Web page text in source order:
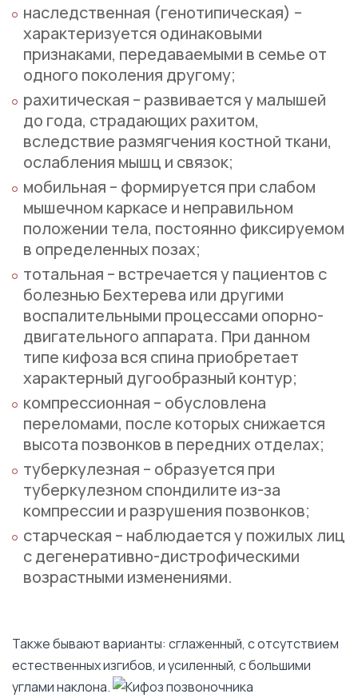
наследственная (генотипическая) –
характеризуется одинаковыми
признаками, передаваемыми в семье от
одного поколения другому;
рахитическая – развивается у малышей
до года, страдающих рахитом,
вследствие размягчения костной ткани,
ослабления мышц и связок;
мобильная – формируется при слабом
мышечном каркасе и неправильном
положении тела, постоянно фиксируемом
в определенных позах;
тотальная – встречается у пациентов с
болезнью Бехтерева или другими
воспалительными процессами опорно-
двигательного аппарата. При данном
типе кифоза вся спина приобретает
характерный дугообразный контур;
компрессионная – обусловлена
переломами, после которых снижается
высота позвонков в передних отделах;
туберкулезная – образуется при
туберкулезном спондилите из-за
компрессии и разрушения позвонков;
старческая – наблюдается у пожилых лиц
с дегенеративно-дистрофическими
возрастными изменениями.
Также бывают варианты: сглаженный, с отсутствием
естественных изгибов, и усиленный, с большими
углами наклона.